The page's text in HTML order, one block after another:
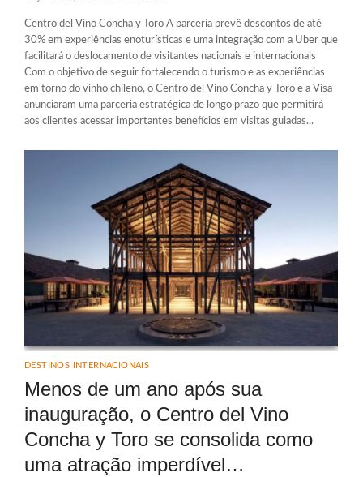
Centro del Vino Concha y Toro A parceria prevê descontos de até
30% em experiências enoturísticas e uma integração com a Uber que
facilitará o deslocamento de visitantes nacionais e internacionais
Com o objetivo de seguir fortalecendo o turismo e as experiências
em torno do vinho chileno, o Centro del Vino Concha y Toro e a Visa
anunciaram uma parceria estratégica de longo prazo que permitirá
aos clientes acessar importantes benefícios em visitas guiadas...
DESTINOS INTERNACIONAIS
Menos de um ano após sua
inauguração, o Centro del Vino
Concha y Toro se consolida como
uma atração imperdível…